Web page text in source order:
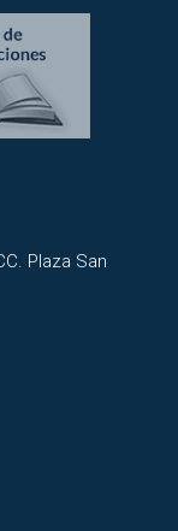
Plaza San